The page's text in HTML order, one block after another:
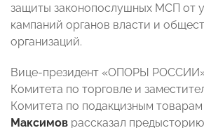
защиты законопослушных МСП от
кампаний органов власти и
организаций.
Вице-президент «ОПОРЫ
Комитета по торговле и
Комитета по подакцизным товарам
Максимов рассказал